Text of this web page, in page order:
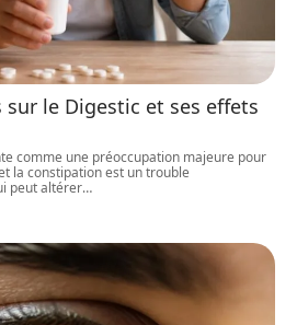
sur le Digestic et ses effets
comme une préoccupation majeure pour
la constipation est un trouble
peut altérer…